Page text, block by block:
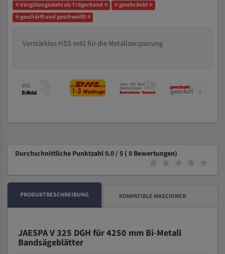
⭐ Vergütungsstahl als Trägerband ⭐
⭐ geschränkt ⭐
⭐ geschärft und geschweißt ⭐
Verstärktes HSS m42 für die Metallzerspanung
Durchschnittliche Punktzahl 0.0 / 5 ( 0 Bewertungen)
PRODUKTBESCHREIBUNG KOMPATIBLE MASCHINEN
JAESPA V 325 DGH für 4250 mm Bi-Metall
Bandsägeblätter